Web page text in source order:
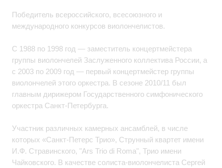
Победитель всероссийского, всесоюзного и
международного конкурсов виолончелистов.
С 1988 по 1998 год — заместитель концертмейстера
группы виолончелей Заслуженного коллектива России, а
с 2003 по 2009 год — первый концертмейстер группы
виолончелей этого оркестра. В сезоне 2010/11 был
главным дирижером Государственного симфонического
оркестра Санкт-Петербурга.
Участник различных камерных ансамблей, в числе
которых «Санкт-Петерс Трио», Струнный квартет имени
И.Ф. Стравинского, "Ars Trio di Roma", Трио имени
Чайковского. В качестве солиста-виолончелиста Сергей